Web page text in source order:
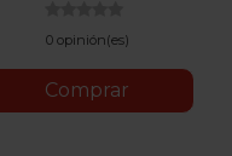
0 opinión(es)
Comprar